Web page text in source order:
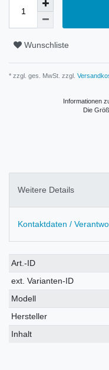
Wunschliste
* zzgl. ges. MwSt. zzgl.
Informationen
Die
Weitere Details
Kontaktdaten /
Technisches
Merkmal
Wert
Art.-ID
ext. Varianten-ID
Modell
Hersteller
Inhalt